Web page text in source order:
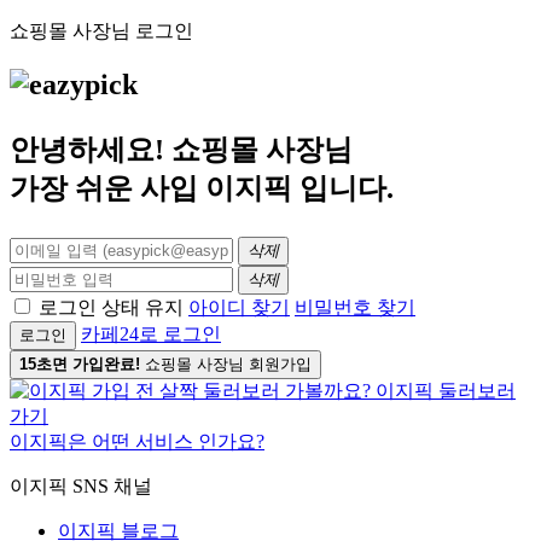
쇼핑몰 사장님 로그인
안녕하세요! 쇼핑몰 사장님
가장 쉬운 사입 이지픽 입니다.
삭제
삭제
로그인 상태 유지 아이디 찾기 비밀번호 찾기
로그인 카페24로 로그인
15초면 가입완료! 쇼핑몰 사장님 회원가입
이지픽은 어떤 서비스 인가요?
이지픽 SNS 채널
이지픽 블로그